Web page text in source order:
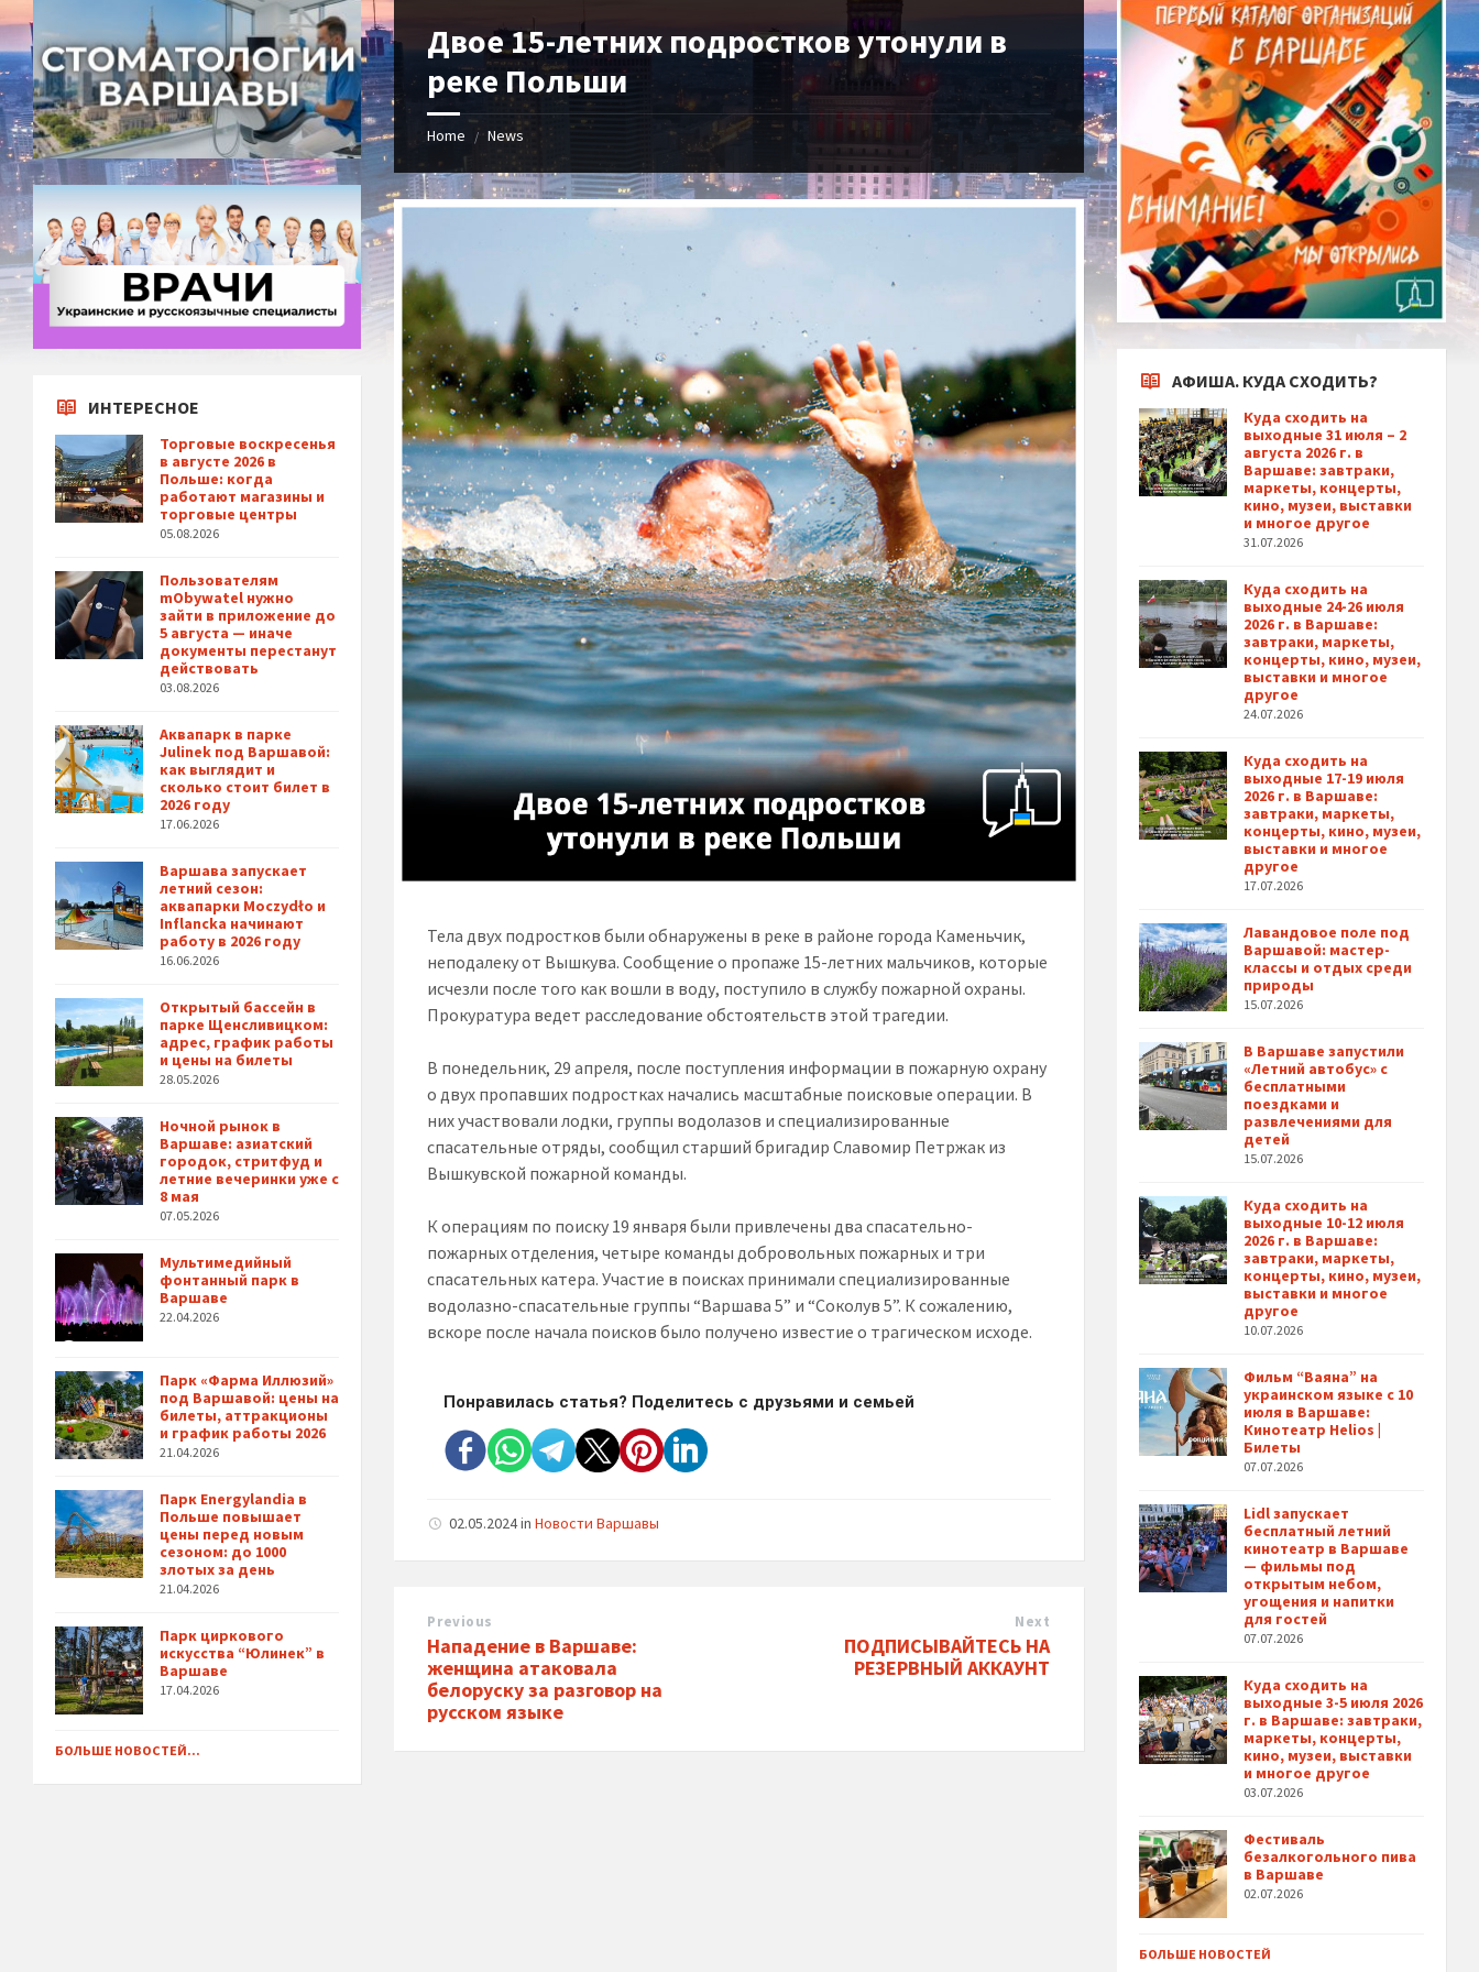
Двое 15-летних подростков утонули в
реке Польши
Home / News
Тела двух подростков были обнаружены в реке в районе города Каменьчик,
неподалеку от Вышкува. Сообщение о пропаже 15-летних мальчиков, которые
исчезли после того как вошли в воду, поступило в службу пожарной охраны.
Прокуратура ведет расследование обстоятельств этой трагедии.
В понедельник, 29 апреля, после поступления информации в пожарную охрану
о двух пропавших подростках начались масштабные поисковые операции. В
них участвовали лодки, группы водолазов и специализированные
спасательные отряды, сообщил старший бригадир Славомир Петржак из
Вышкувской пожарной команды.
К операциям по поиску 19 января были привлечены два спасательно-
пожарных отделения, четыре команды добровольных пожарных и три
спасательных катера. Участие в поисках принимали специализированные
водолазно-спасательные группы “Варшава 5” и “Соколув 5”. К сожалению,
вскоре после начала поисков было получено известие о трагическом исходе.
Понравилась статья? Поделитесь с друзьями и семьей
02.05.2024inНовости Варшавы
Previous
Нападение в Варшаве:
женщина атаковала
белоруску за разговор на
русском языке
Next
ПОДПИСЫВАЙТЕСЬ НА
РЕЗЕРВНЫЙ АККАУНТ
ИНТЕРЕСНОЕ
Торговые воскресенья
в августе 2026 в
Польше: когда
работают магазины и
торговые центры
05.08.2026
Пользователям
mObywatel нужно
зайти в приложение до
5 августа — иначе
документы перестанут
действовать
03.08.2026
Аквапарк в парке
Julinek под Варшавой:
как выглядит и
сколько стоит билет в
2026 году
17.06.2026
Варшава запускает
летний сезон:
аквапарки Moczydło и
Inflancka начинают
работу в 2026 году
16.06.2026
Открытый бассейн в
парке Щенсливицком:
адрес, график работы
и цены на билеты
28.05.2026
Ночной рынок в
Варшаве: азиатский
городок, стритфуд и
летние вечеринки уже с
8 мая
07.05.2026
Мультимедийный
фонтанный парк в
Варшаве
22.04.2026
Парк «Фарма Иллюзий»
под Варшавой: цены на
билеты, аттракционы
и график работы 2026
21.04.2026
Парк Energylandia в
Польше повышает
цены перед новым
сезоном: до 1000
злотых за день
21.04.2026
Парк циркового
искусства “Юлинек” в
Варшаве
17.04.2026
БОЛЬШЕ НОВОСТЕЙ...
АФИША. КУДА СХОДИТЬ?
Куда сходить на
выходные 31 июля – 2
августа 2026 г. в
Варшаве: завтраки,
маркеты, концерты,
кино, музеи, выставки
и многое другое
31.07.2026
Куда сходить на
выходные 24-26 июля
2026 г. в Варшаве:
завтраки, маркеты,
концерты, кино, музеи,
выставки и многое
другое
24.07.2026
Куда сходить на
выходные 17-19 июля
2026 г. в Варшаве:
завтраки, маркеты,
концерты, кино, музеи,
выставки и многое
другое
17.07.2026
Лавандовое поле под
Варшавой: мастер-
классы и отдых среди
природы
15.07.2026
В Варшаве запустили
«Летний автобус» с
бесплатными
поездками и
развлечениями для
детей
15.07.2026
Куда сходить на
выходные 10-12 июля
2026 г. в Варшаве:
завтраки, маркеты,
концерты, кино, музеи,
выставки и многое
другое
10.07.2026
Фильм “Ваяна” на
украинском языке с 10
июля в Варшаве:
Кинотеатр Helios |
Билеты
07.07.2026
Lidl запускает
бесплатный летний
кинотеатр в Варшаве
— фильмы под
открытым небом,
угощения и напитки
для гостей
07.07.2026
Куда сходить на
выходные 3-5 июля 2026
г. в Варшаве: завтраки,
маркеты, концерты,
кино, музеи, выставки
и многое другое
03.07.2026
Фестиваль
безалкогольного пива
в Варшаве
02.07.2026
БОЛЬШЕ НОВОСТЕЙ